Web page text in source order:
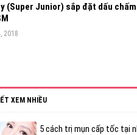
(Super Junior) sắp đặt dấu
2018
XEM NHIỀU
5 cách trị mụn cấp tốc tại